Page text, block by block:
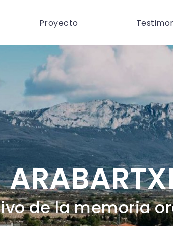
Proyecto
de la memoria